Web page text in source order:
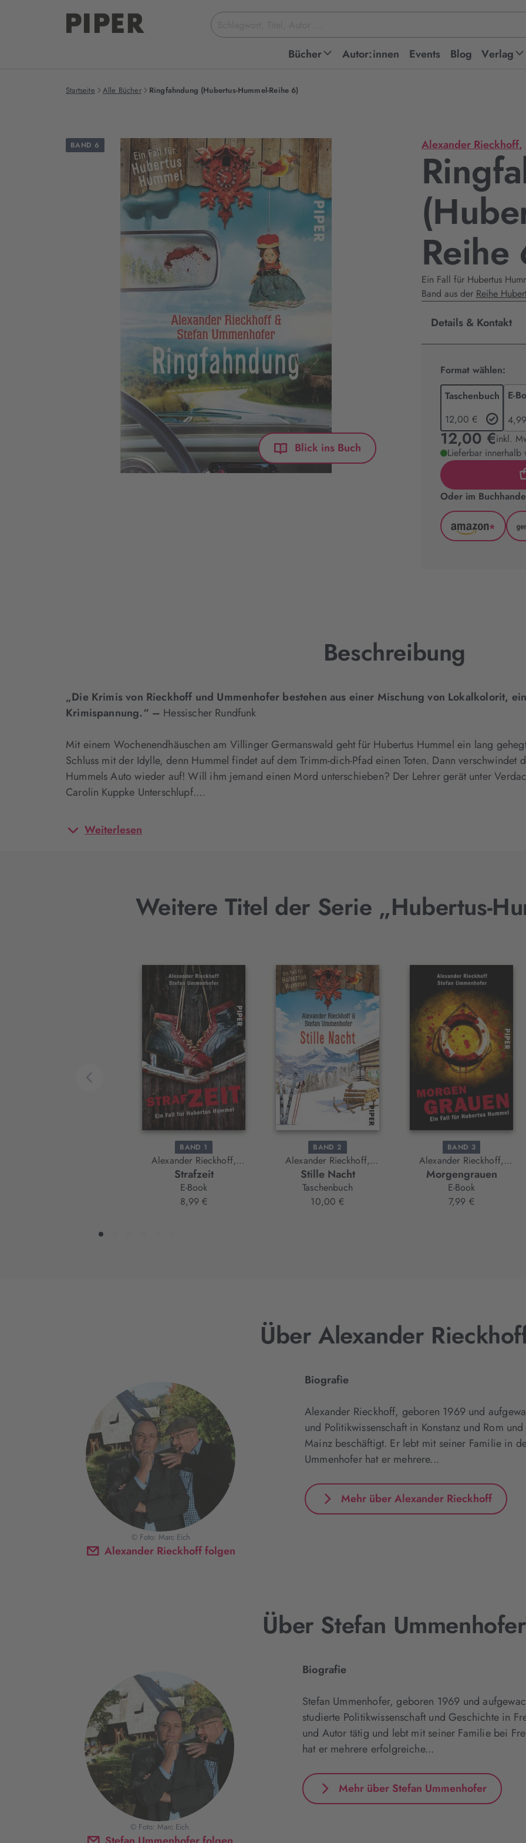
Suchbegriff
eingeben
Bücher Autor:innen Events Blog Verlag
Startseite Alle Bücher Ringfahndung (Hubertus-Hummel-Reihe 6)
BAND 6
Blick ins Buch
Alexander Rieckhoff,
Reihe
Ein Fall für Hubertus
Band aus der Reihe
Details & Kontakt
Format wählen:
Taschenbuch
12,00 €
E-
12,00 €inkl.
Lieferbar innerhalb
Oder im
Amazon
*
Beschreibung
„Die Krimis von Rieckhoff und Ummenhofer bestehen aus einer Mischung von Lokalkolorit,
Krimispannung.“ – Hessischer Rundfunk
Mit einem Wochenendhäuschen am Villinger Germanswald geht für Hubertus Hummel ein lang
Schluss mit der Idylle, denn Hummel findet auf dem Trimm-dich-Pfad einen Toten. Dann
Hummels Auto wieder auf! Will ihm jemand einen Mord unterschieben? Der Lehrer gerät unter
Carolin Kuppke Unterschlupf.…
Weiterlesen
Weitere Titel der Serie „Hubertus-
Interaktives
Slider-
Element
BAND 1
Alexander Rieckhoff,
Stefan Ummenhofer
Strafzeit
E-Book
8,99 €
BAND 2
Alexander Rieckhoff,
Stefan Ummenhofer
Stille Nacht
Taschenbuch
10,00 €
BAND 3
Alexander Rieckhoff,
Stefan Ummenhofer
Morgengrauen
E-Book
7,99 €
Über Alexander
Alexander Rieckhoff folgen
© Foto: Marc Eich
Biografie
Alexander Rieckhoff, geboren 1969 und
und Politikwissenschaft in Konstanz und Rom
Mainz beschäftigt. Er lebt mit seiner Familie in
Ummenhofer hat er mehrere...
Mehr über Alexander Rieckhoff
Über Stefan Ummenhofer
© Foto: Marc Eich
Biografie
Stefan Ummenhofer, geboren 1969 und
studierte Politikwissenschaft und Geschichte in
und Autor tätig und lebt mit seiner Familie bei
hat er mehrere erfolgreiche...
Mehr über Stefan Ummenhofer